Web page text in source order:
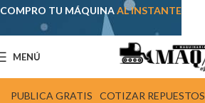
MENÚ
PUBLICA GRATIS COTIZAR REPUESTOS
COMPRO TU MÁQUINAAL INSTANTE